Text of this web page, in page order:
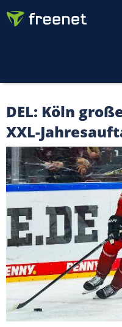
DEL: Köln
XXL-